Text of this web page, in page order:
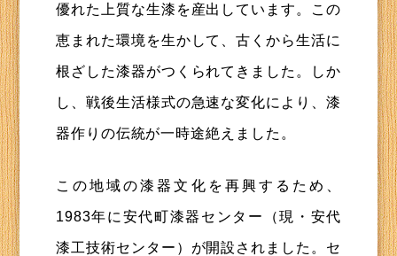
優れた上質な生漆を産出しています。この
恵まれた環境を生かして、古くから生活に
根ざした漆器がつくられてきました。しか
し、戦後生活様式の急速な変化により、漆
器作りの伝統が一時途絶えました。
この地域の漆器文化を再興するため、
1983年に安代町漆器センター（現・安代
漆工技術センター）が開設されました。セ